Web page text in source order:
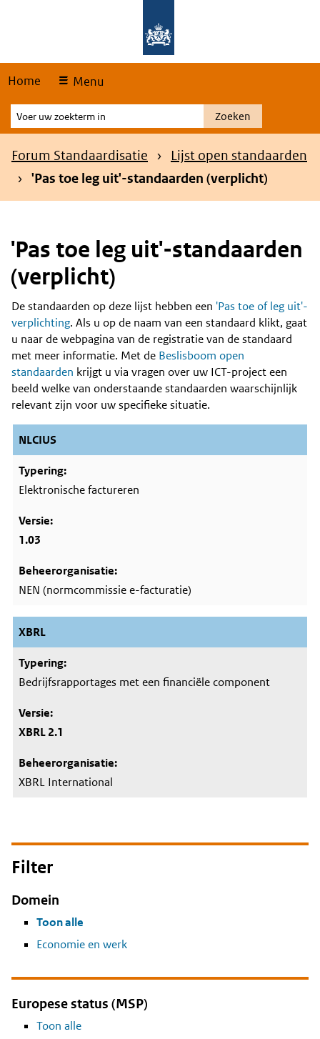
Home Menu
Voer
uw
zoekterm
Zoeken
Kruimelpad
Forum Standaardisatie
Lijst open standaarden
'Pas toe leg uit'-standaarden (verplicht)
'Pas toe leg uit'-standaarden
(verplicht)
Content
De standaarden op deze lijst hebben een 'Pas toe of leg uit'-
verplichting. Als u op de naam van een standaard klikt, gaat
u naar de webpagina van de registratie van de standaard
met meer informatie. Met de Beslisboom open
standaarden krijgt u via vragen over uw ICT-project een
beeld welke van onderstaande standaarden waarschijnlijk
relevant zijn voor uw specifieke situatie.
NLCIUS
Elektronische factureren
1.03
NEN (normcommissie e-facturatie)
XBRL
Bedrijfsrapportages met een financiële component
XBRL 2.1
XBRL International
Filter
Domein
Toon alle
Economie en werk
Europese status (MSP)
Toon alle